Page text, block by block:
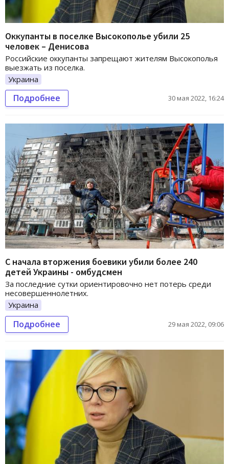
Оккупанты в поселке Высокополье убили 25
человек – Денисова
Российские оккупанты запрещают жителям Высокополья
выезжать из поселка.
Украина
Подробнее 30 мая 2022, 16:24
С начала вторжения боевики убили более 240
детей Украины - омбудсмен
За последние сутки ориентировочно нет потерь среди
несовершеннолетних.
Украина
Подробнее 29 мая 2022, 09:06